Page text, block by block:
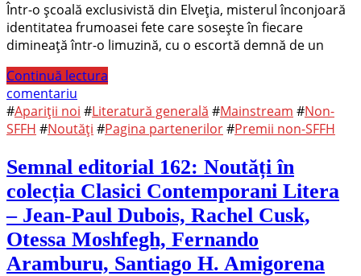
Într-o școală exclusivistă din Elveția, misterul înconjoară
identitatea frumoasei fete care sosește în fiecare
dimineață într-o limuzină, cu o escortă demnă de un
Continuă lectura
comentariu
#Apariții noi #Literatură generală #Mainstream #Non-
SFFH #Noutăți #Pagina partenerilor#Premii non-SFFH
Semnal editorial 162: Noutăți în
colecția Clasici Contemporani Litera
– Jean-Paul Dubois, Rachel Cusk,
Otessa Moshfegh, Fernando
Aramburu, Santiago H. Amigorena